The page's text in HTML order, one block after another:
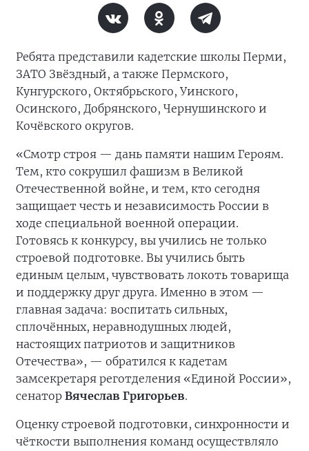
Ребята представили кадетские школы Перми,
ЗАТО Звёздный, а также Пермского,
Кунгурского, Октябрьского, Уинского,
Осинского, Добрянского, Чернушинского и
Кочёвского округов.
«Смотр строя — дань памяти нашим Героям.
Тем, кто сокрушил фашизм в Великой
Отечественной войне, и тем, кто сегодня
защищает честь и независимость России в
ходе специальной военной операции.
Готовясь к конкурсу, вы учились не только
строевой подготовке. Вы учились быть
единым целым, чувствовать локоть товарища
и поддержку друг друга. Именно в этом —
главная задача: воспитать сильных,
сплочённых, неравнодушных людей,
настоящих патриотов и защитников
Отечества», — обратился к кадетам
замсекретаря реготделения «Единой России»,
сенатор Вячеслав Григорьев.
Оценку строевой подготовки, синхронности и
чёткости выполнения команд осуществляло